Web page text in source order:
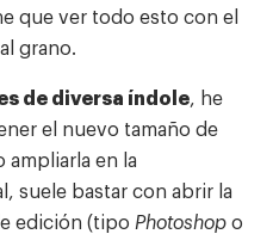
que ver todo esto con el
grano.
de diversa índole, he
el nuevo tamaño de
ampliarla en la
suele bastar con abrir la
edición (tipo Photoshop o